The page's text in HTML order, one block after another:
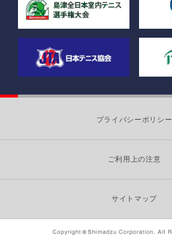
プライバシーポリシー
ご利用上の注意
サイトマップ